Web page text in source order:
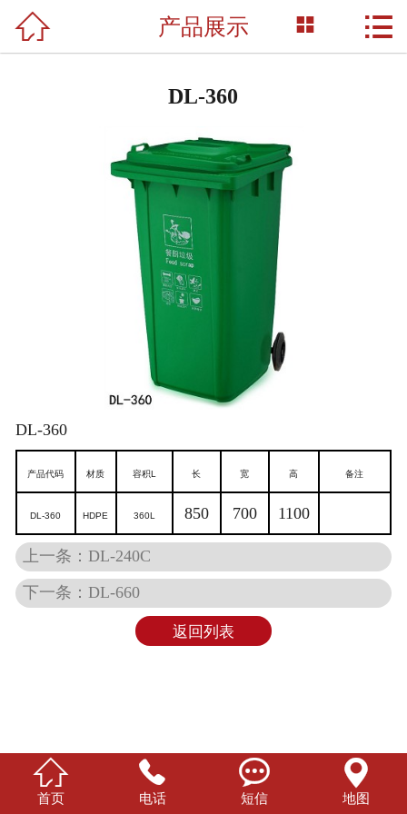
网站首页
新闻资讯
荣誉资质
成功案例
技术支持
联系我们
 产品展示  
DL-360
DL-360
产品代码 材质 容积L 长 宽 高 备注
DL-360 HDPE 360L 850 700 1100
上一条：DL-240C
下一条：DL-660
返回列表

首页

电话

短信

地图